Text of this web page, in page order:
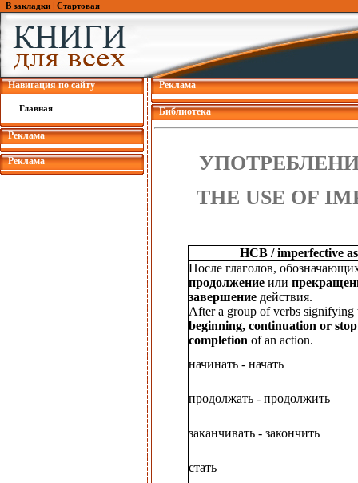
В закладки Стартовая
Навигация по сайту
Главная
Реклама
Реклама
Реклама
Библиотека
THE USE OF
HCB / imperfective
После глаголов,
продолжениеили
завершениедействия.
After a group of verbs signifying
beginning, continuation or
completion of an action.
начинать - начать
продолжать - продолжить
заканчивать - закончить
стать